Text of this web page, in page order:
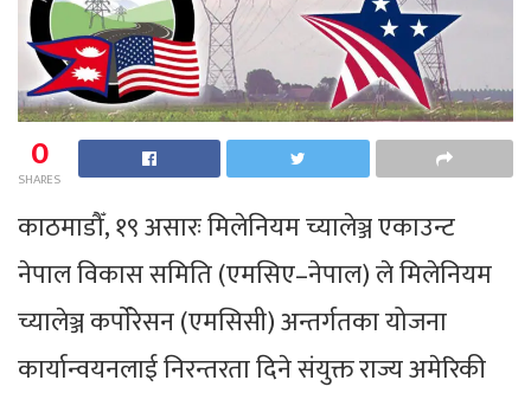
0
SHARES
काठमाडौँ, १९ असारः मिलेनियम च्यालेञ्ज एकाउन्ट
नेपाल विकास समिति (एमसिए–नेपाल) ले मिलेनियम
च्यालेञ्ज कर्पाेरेसन (एमसिसी) अन्तर्गतका योजना
कार्यान्वयनलाई निरन्तरता दिने संयुक्त राज्य अमेरिकी